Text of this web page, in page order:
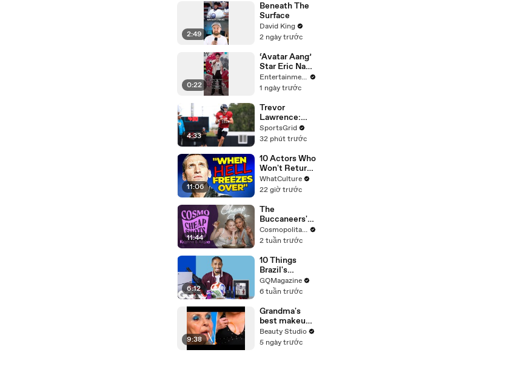
2:49
Beneath The
Surface
David King
2 ngày trước
0:22
‘Avatar Aang’
Star Eric Nam
Says 1 Line in
4 Different
Entertainment Weekly
1 ngày trước
4:33
Trevor
Lawrence:
Rising NFL
Star and
Football Pick
SportsGrid
32 phút trước
11:06
10 Actors Who
Won't Return
To Doctor
Who
WhatCulture
22 giờ trước
11:44
The
Buccaneers'
Alisha Boe &
Kristine
Answer
Personal
Questions Or
Take Shots |
Cheap Shots
Cosmopolitan USA
2 tuần trước
6:12
10 Things
Brazil's
Raphinha
Can't Live
GQMagazine
6 tuần trước
9:38
Grandma's
best makeup
tutorials
Beauty Studio
5 ngày trước